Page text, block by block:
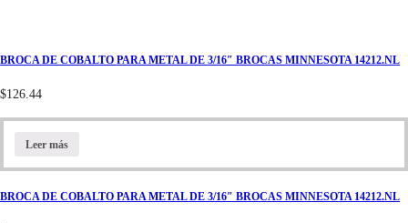
BROCA DE COBALTO PARA METAL DE 3/16″ BROCAS MINNESOTA 14212.NL
$126.44
Leer más
BROCA DE COBALTO PARA METAL DE 3/16″ BROCAS MINNESOTA 14212.NL